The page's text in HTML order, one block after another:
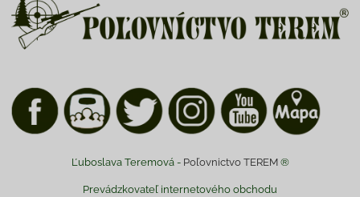
Ľuboslava Teremová - Poľovnictvo TEREM®
Prevádzkovateľ internetového obchodu